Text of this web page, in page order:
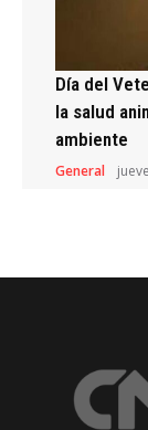
Día del
la salud
ambiente
General